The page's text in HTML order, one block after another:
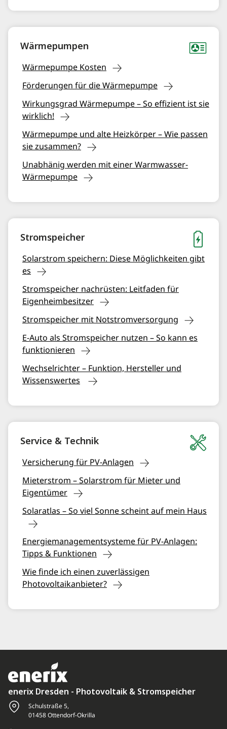
Wärmepumpen
Wärmepumpe Kosten
Förderungen für die Wärmepumpe
Wirkungsgrad Wärmepumpe – So effizient ist sie
wirklich!
Wärmepumpe und alte Heizkörper – Wie passen
sie zusammen?
Unabhänig werden mit einer Warmwasser-
Wärmepumpe
Stromspeicher
Solarstrom speichern: Diese Möglichkeiten gibt
es
Stromspeicher nachrüsten: Leitfaden für
Eigenheimbesitzer
Stromspeicher mit Notstromversorgung
E-Auto als Stromspeicher nutzen – So kann es
funktionieren
Wechselrichter – Funktion, Hersteller und
Wissenswertes
Service & Technik
Versicherung für PV-Anlagen
Mieterstrom – Solarstrom für Mieter und
Eigentümer
Solaratlas – So viel Sonne scheint auf mein Haus
Energiemanagementsysteme für PV-Anlagen:
Tipps & Funktionen
Wie finde ich einen zuverlässigen
Photovoltaikanbieter?
enerix Dresden - Photovoltaik & Stromspeicher
Schulstraße 5,
01458 Ottendorf-Okrilla